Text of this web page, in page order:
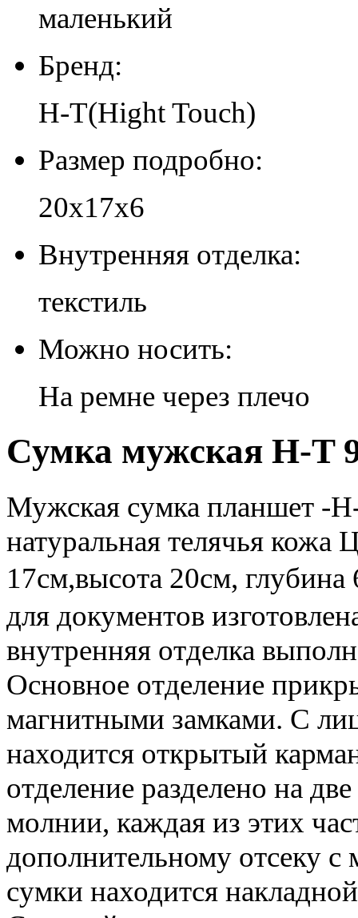
маленький
Бренд:
H-T(Hight Touch)
Размер подробно:
20х17х6
Внутренняя отделка:
текстиль
Можно носить:
На ремне через плечо
Сумка мужская H-T
Мужская сумка планшет -
натуральная телячья
17см,высота 20см,
для документов
внутренняя отделка
Основное отделение
магнитными замками. С
находится открытый
отделение разделено на
молнии, каждая из этих
дополнительному отсеку с
сумки находится